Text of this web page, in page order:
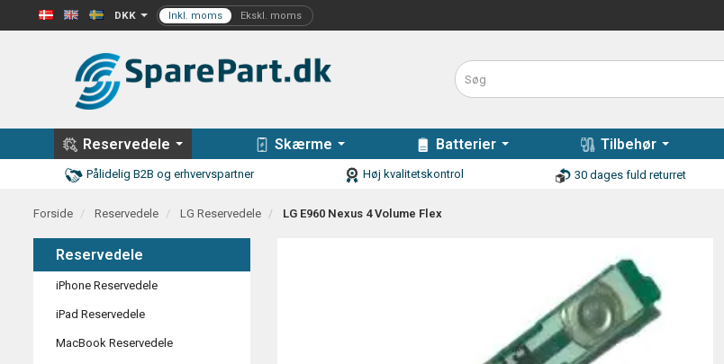
DKK
Reservedele Skærme Batterier Tilbehør
Pålidelig B2B og erhvervspartner Høj kvalitetskontrol 30 dages fuld returret
Forside Reservedele LG Reservedele LG E960 Nexus 4 Volume Flex
Reservedele
iPhone Reservedele
iPad Reservedele
MacBook Reservedele